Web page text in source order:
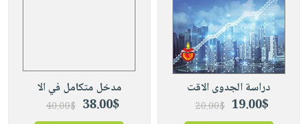
دراسة الجدوى الاقت
19.00$
20.00$
مدخل متكامل في الا
38.00$
40.00$